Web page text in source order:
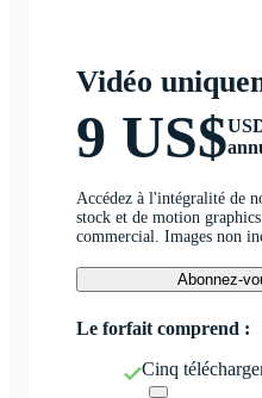
Vidéo
9 US$
Accédez à l'intégralité de
stock et de motion
commercial. Images non
Abonnez-
Le forfait comprend :
Cinq